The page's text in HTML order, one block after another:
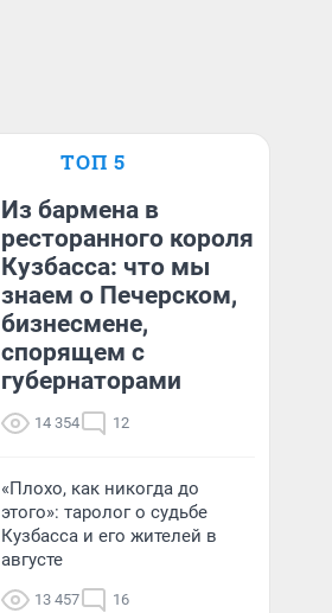
ТОП 5
Из бармена в
ресторанного короля
Кузбасса: что мы
знаем о Печерском,
бизнесмене,
спорящем с
губернаторами
14 354 12
«Плохо, как никогда до
этого»: таролог о судьбе
Кузбасса и его жителей в
августе
13 457 16